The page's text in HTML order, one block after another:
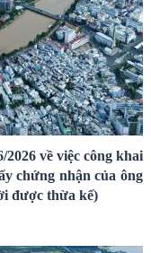
về việc công khai
chứng nhận của ông
được thừa kế)